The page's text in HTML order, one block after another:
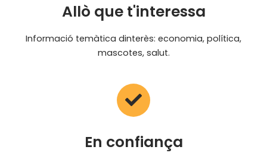
Allò que t'interessa
Informació temàtica dinterès: economia, política,
mascotes, salut.
En confiança